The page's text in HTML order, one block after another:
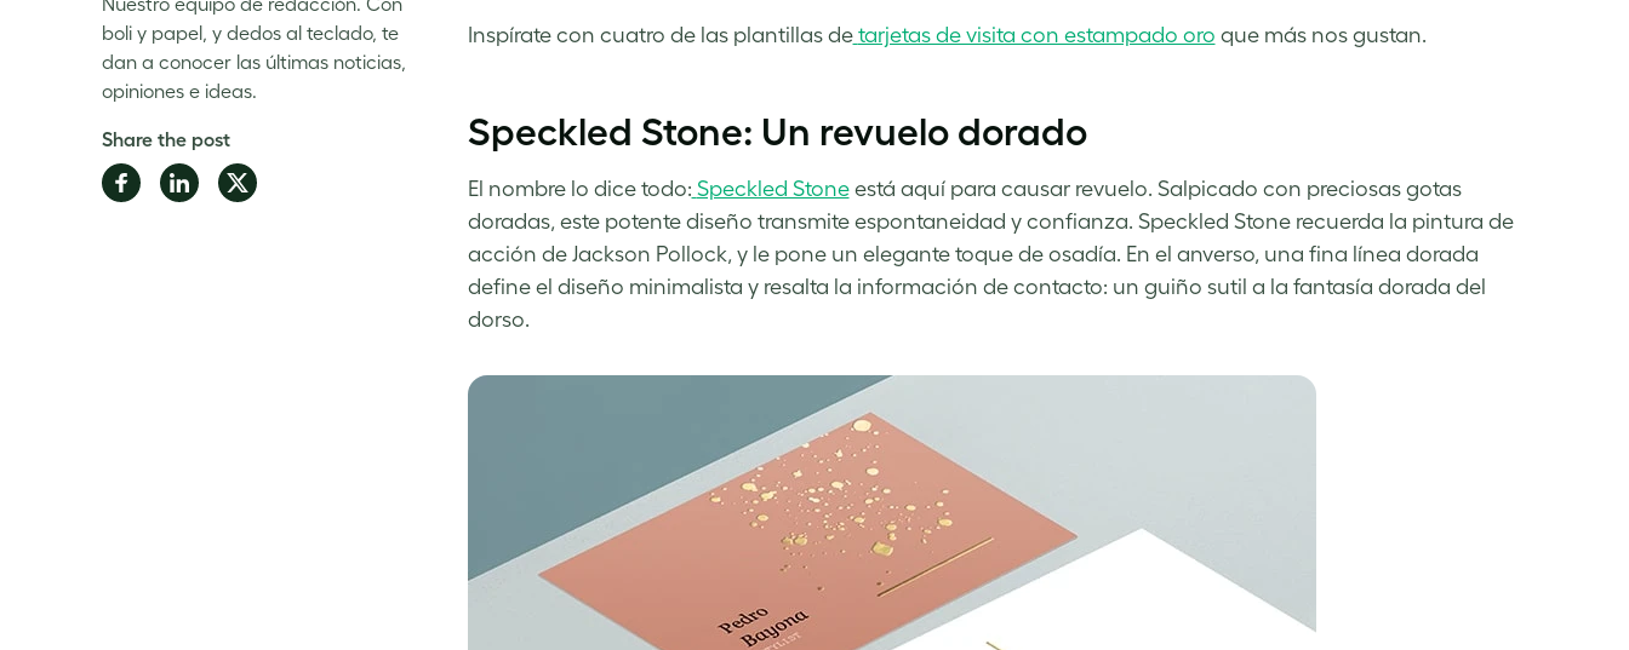
Inspírate con cuatro de las plantillas de tarjetas de visita con estampado oro que más nos gustan.
Speckled Stone: Un revuelo dorado
El nombre lo dice todo: Speckled Stoneestá aquí para causar revuelo. Salpicado con preciosas gotas
doradas, este potente diseño transmite espontaneidad y confianza. Speckled Stone recuerda la pintura de
acción de Jackson Pollock, y le pone un elegante toque de osadía. En el anverso, una fina línea dorada
define el diseño minimalista y resalta la información de contacto: un guiño sutil a la fantasía dorada del
dorso.
boli y papel, y dedos al teclado, te
dan a conocer las últimas noticias,
opiniones e ideas.
Share the post
Share Share Share